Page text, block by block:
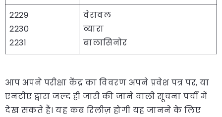
2229
2230
2231
वेरावल
व्यारा
बालासिनोर
आप अपने परीक्षा केंद्र का विवरण अपने प्रवेश पत्र पर, या
एनटीए द्वारा जल्द ही जारी की जाने वाली सूचना पर्ची में
देख सकते हैं। यह कब रिलीज़ होगी यह जानने के लिए